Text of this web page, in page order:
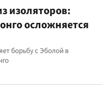
изоляторов:
осложняется
борьбу с Эболой в